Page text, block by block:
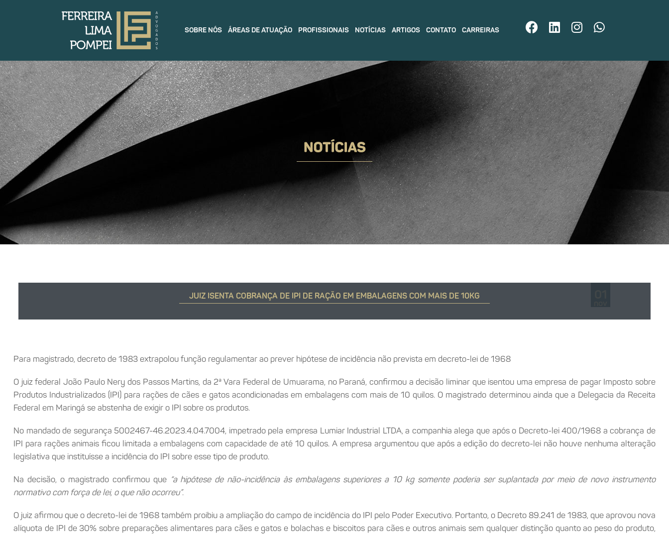
SOBRE NÓS ÁREAS DE ATUAÇÃO PROFISSIONAIS NOTÍCIAS ARTIGOS CONTATO CARREIRAS
JUIZ ISENTA COBRANÇA DE IPI DE RAÇÃO EM EMBALAGENS COM MAIS DE 10KG
Para magistrado, decreto de 1983 extrapolou função regulamentar ao prever hipótese de incidência não prevista em decreto-lei de 1968
O juiz federal João Paulo Nery dos Passos Martins, da 2ª Vara Federal de Umuarama, no Paraná, confirmou a decisão liminar que isentou uma empresa de pagar Imposto sobre
Produtos Industrializados (IPI) para rações de cães e gatos acondicionadas em embalagens com mais de 10 quilos. O magistrado determinou ainda que a Delegacia da Receita
Federal em Maringá se abstenha de exigir o IPI sobre os produtos.
No mandado de segurança 5002467-46.2023.4.04.7004, impetrado pela empresa Lumiar Industrial LTDA, a companhia alega que após o Decreto-lei 400/1968 a cobrança de
IPI para rações animais ficou limitada a embalagens com capacidade de até 10 quilos. A empresa argumentou que após a edição do decreto-lei não houve nenhuma alteração
legislativa que instituísse a incidência do IPI sobre esse tipo de produto.
Na decisão, o magistrado confirmou que“a hipótese de não-incidência às embalagens superiores a 10 kg somente poderia ser suplantada por meio de novo instrumento
normativo com força de lei, o que não ocorreu”.
O juiz afirmou que o decreto-lei de 1968 também proibiu a ampliação do campo de incidência do IPI pelo Poder Executivo. Portanto, o Decreto 89.241 de 1983, que aprovou nova
alíquota de IPI de 30% sobre preparações alimentares para cães e gatos e bolachas e biscoitos para cães e outros animais sem qualquer distinção quanto ao peso do produto,